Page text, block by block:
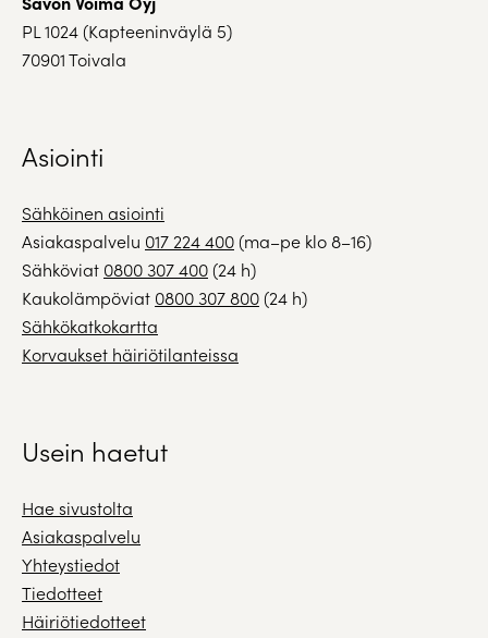
PL 1024 (Kapteeninväylä 5)
70901 Toivala
Asiointi
Sähköinen asiointi
Asiakaspalvelu 017 224 400(ma–pe klo 8–16)
Sähköviat 0800 307 400(24 h)
Kaukolämpöviat 0800 307 800(24 h)
Sähkökatkokartta
Korvaukset häiriötilanteissa
Usein haetut
Hae sivustolta
Asiakaspalvelu
Yhteystiedot
Tiedotteet
Häiriötiedotteet